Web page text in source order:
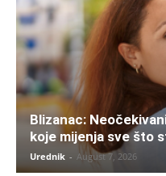
Blizanac:
koje mijenja sve što
Urednik - August 7, 2026